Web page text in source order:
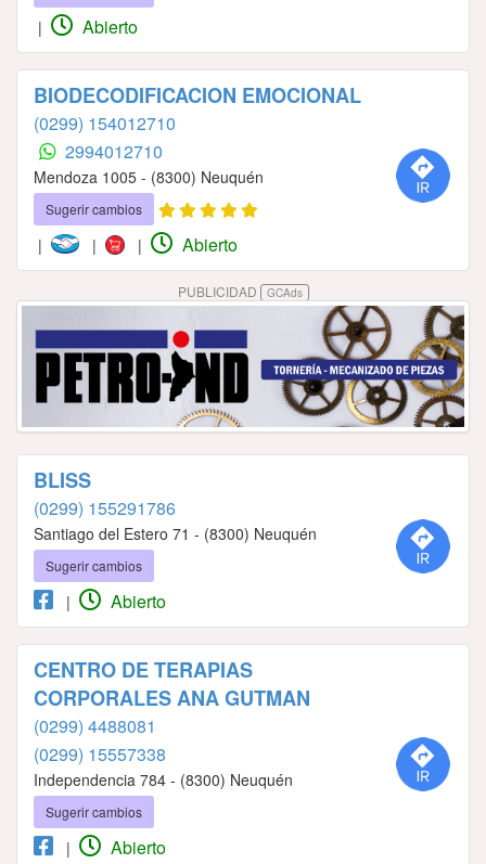
| Abierto
BIODECODIFICACION EMOCIONAL
(0299) 154012710
2994012710
Mendoza 1005 - (8300) Neuquén
Sugerir cambios
| | | Abierto
PUBLICIDAD GCAds
BLISS
(0299) 155291786
Santiago del Estero 71 - (8300) Neuquén
Sugerir cambios
| Abierto
CENTRO DE TERAPIAS
CORPORALES ANA GUTMAN
(0299) 4488081
(0299) 15557338
Independencia 784 - (8300) Neuquén
Sugerir cambios
| Abierto